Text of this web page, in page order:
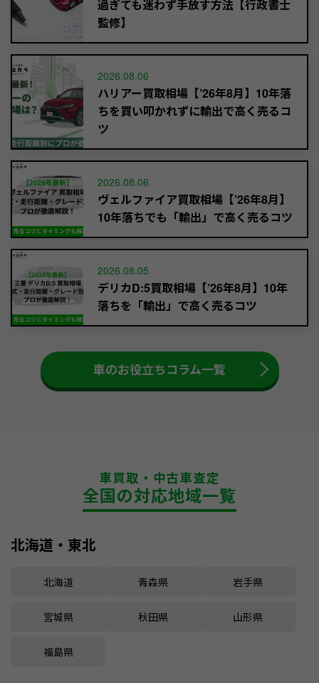
過ぎても迷わず手放す方法【行政書士
監修】
2026.08.06
ハリアー買取相場【’26年8月】10年落
ちを買い叩かれずに輸出で高く売るコ
ツ
2026.08.06
ヴェルファイア買取相場【’26年8月】
10年落ちでも「輸出」で高く売るコツ
2026.08.05
デリカD:5買取相場【’26年8月】10年
落ちを「輸出」で高く売るコツ
車のお役立ちコラム一覧
車買取・中古車査定
全国の対応地域一覧
北海道・東北
北海道 青森県 岩手県
宮城県 秋田県 山形県
福島県